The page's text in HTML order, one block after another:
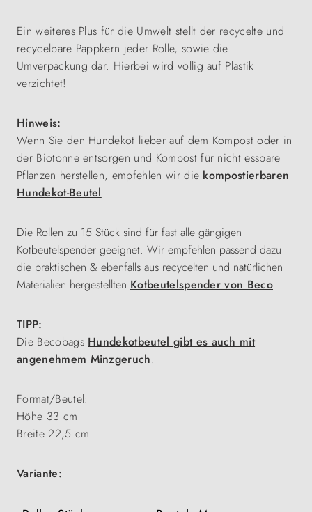
Ein weiteres Plus für die Umwelt stellt der recycelte und
recycelbare Pappkern jeder Rolle, sowie die
Umverpackung dar. Hierbei wird völlig auf Plastik
verzichtet!
Hinweis:
Wenn Sie den Hundekot lieber auf dem Kompost oder in
der Biotonne entsorgen und Kompost für nicht essbare
Pflanzen herstellen, empfehlen wir die kompostierbaren
Hundekot-Beutel
Die Rollen zu 15 Stück sind für fast alle gängigen
Kotbeutelspender geeignet. Wir empfehlen passend dazu
die praktischen & ebenfalls aus recycelten und natürlichen
Materialien hergestellten Kotbeutelspender von Beco
TIPP:
Die Becobags Hundekotbeutel gibt es auch mit
angenehmem Minzgeruch.
Format/Beutel:
Höhe 33 cm
Breite 22,5 cm
Variante: